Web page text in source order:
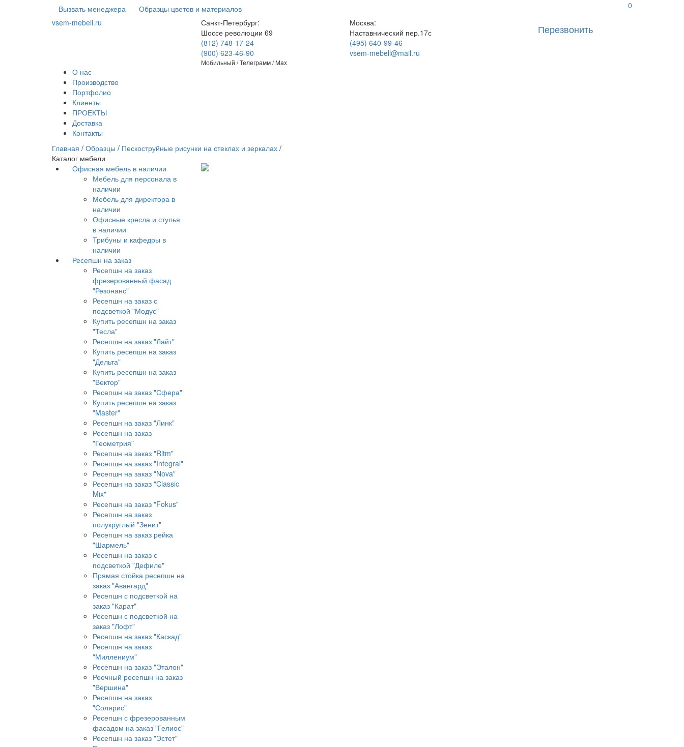
Вызвать менеджера Образцы цветов и материалов
0
vsem-mebell.ru
Санкт-Петербург:
Шоссе революции 69
(812) 748-17-24
(900) 623-46-90
Мобильный / Телеграмм / Max
Москва:
Наставнический пер.17с
(495) 640-99-46
vsem-mebell@mail.ru
Перезвонить
О нас
Производство
Портфолио
Клиенты
ПРОЕКТЫ
Доставка
Контакты
Главная / Образцы / Пескоструйные рисунки на стеклах и зеркалах /
Каталог мебели
Офисная мебель в наличии
Мебель для персонала в
наличии
Мебель для директора в
наличии
Офисные кресла и стулья
в наличии
Трибуны и кафедры в
наличии
Ресепшн на заказ
Ресепшн на заказ
фрезерованный фасад
"Резонанс"
Ресепшн на заказ с
подсветкой "Модус"
Купить ресепшн на заказ
"Тесла"
Ресепшн на заказ "Лайт"
Купить ресепшн на заказ
"Дельта"
Купить ресепшн на заказ
"Вектор"
Ресепшн на заказ "Сфера"
Купить ресепшн на заказ
"Master"
Ресепшн на заказ "Линк"
Ресепшн на заказ
"Геометрия"
Ресепшн на заказ "Ritm"
Ресепшн на заказ "Integral"
Ресепшн на заказ "Nova"
Ресепшн на заказ "Classic
Mix"
Ресепшн на заказ "Fokus"
Ресепшн на заказ
полукруглый "Зенит"
Ресепшн на заказ рейка
"Шармель"
Ресепшн на заказ с
подсветкой "Дефиле"
Прямая стойка ресепшн на
заказ "Авангард"
Ресепшн с подсветкой на
заказ "Карат"
Ресепшн с подсветкой на
заказ "Лофт"
Ресепшн на заказ "Каскад"
Ресепшн на заказ
"Миллениум"
Ресепшн на заказ "Эталон"
Реечный ресепшн на заказ
"Вершина"
Ресепшн на заказ
"Солярис"
Ресепшн с фрезерованным
фасадом на заказ "Гелиос"
Ресепшн на заказ "Эстет"